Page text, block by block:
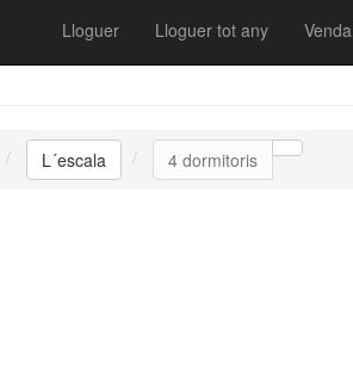
Lloguer Lloguer tot any Venda
L´escala 4 dormitoris